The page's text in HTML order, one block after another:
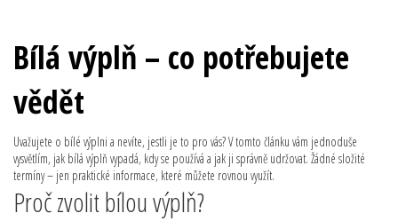
Bílá výplň – co potřebujete
vědět
Uvažujete o bílé výplni a nevíte, jestli je to pro vás? V tomto článku vám jednoduše
vysvětlím, jak bílá výplň vypadá, kdy se používá a jak ji správně udržovat. Žádné složité
termíny – jen praktické informace, které můžete rovnou využít.
Proč zvolit bílou výplň?